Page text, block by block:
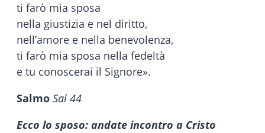
ti farò mia sposa
nella giustizia e nel diritto,
nell’amore e nella benevolenza,
ti farò mia sposa nella fedeltà
e tu conoscerai il Signore».
Salmo Sal 44
Ecco lo sposo: andate incontro a Cristo